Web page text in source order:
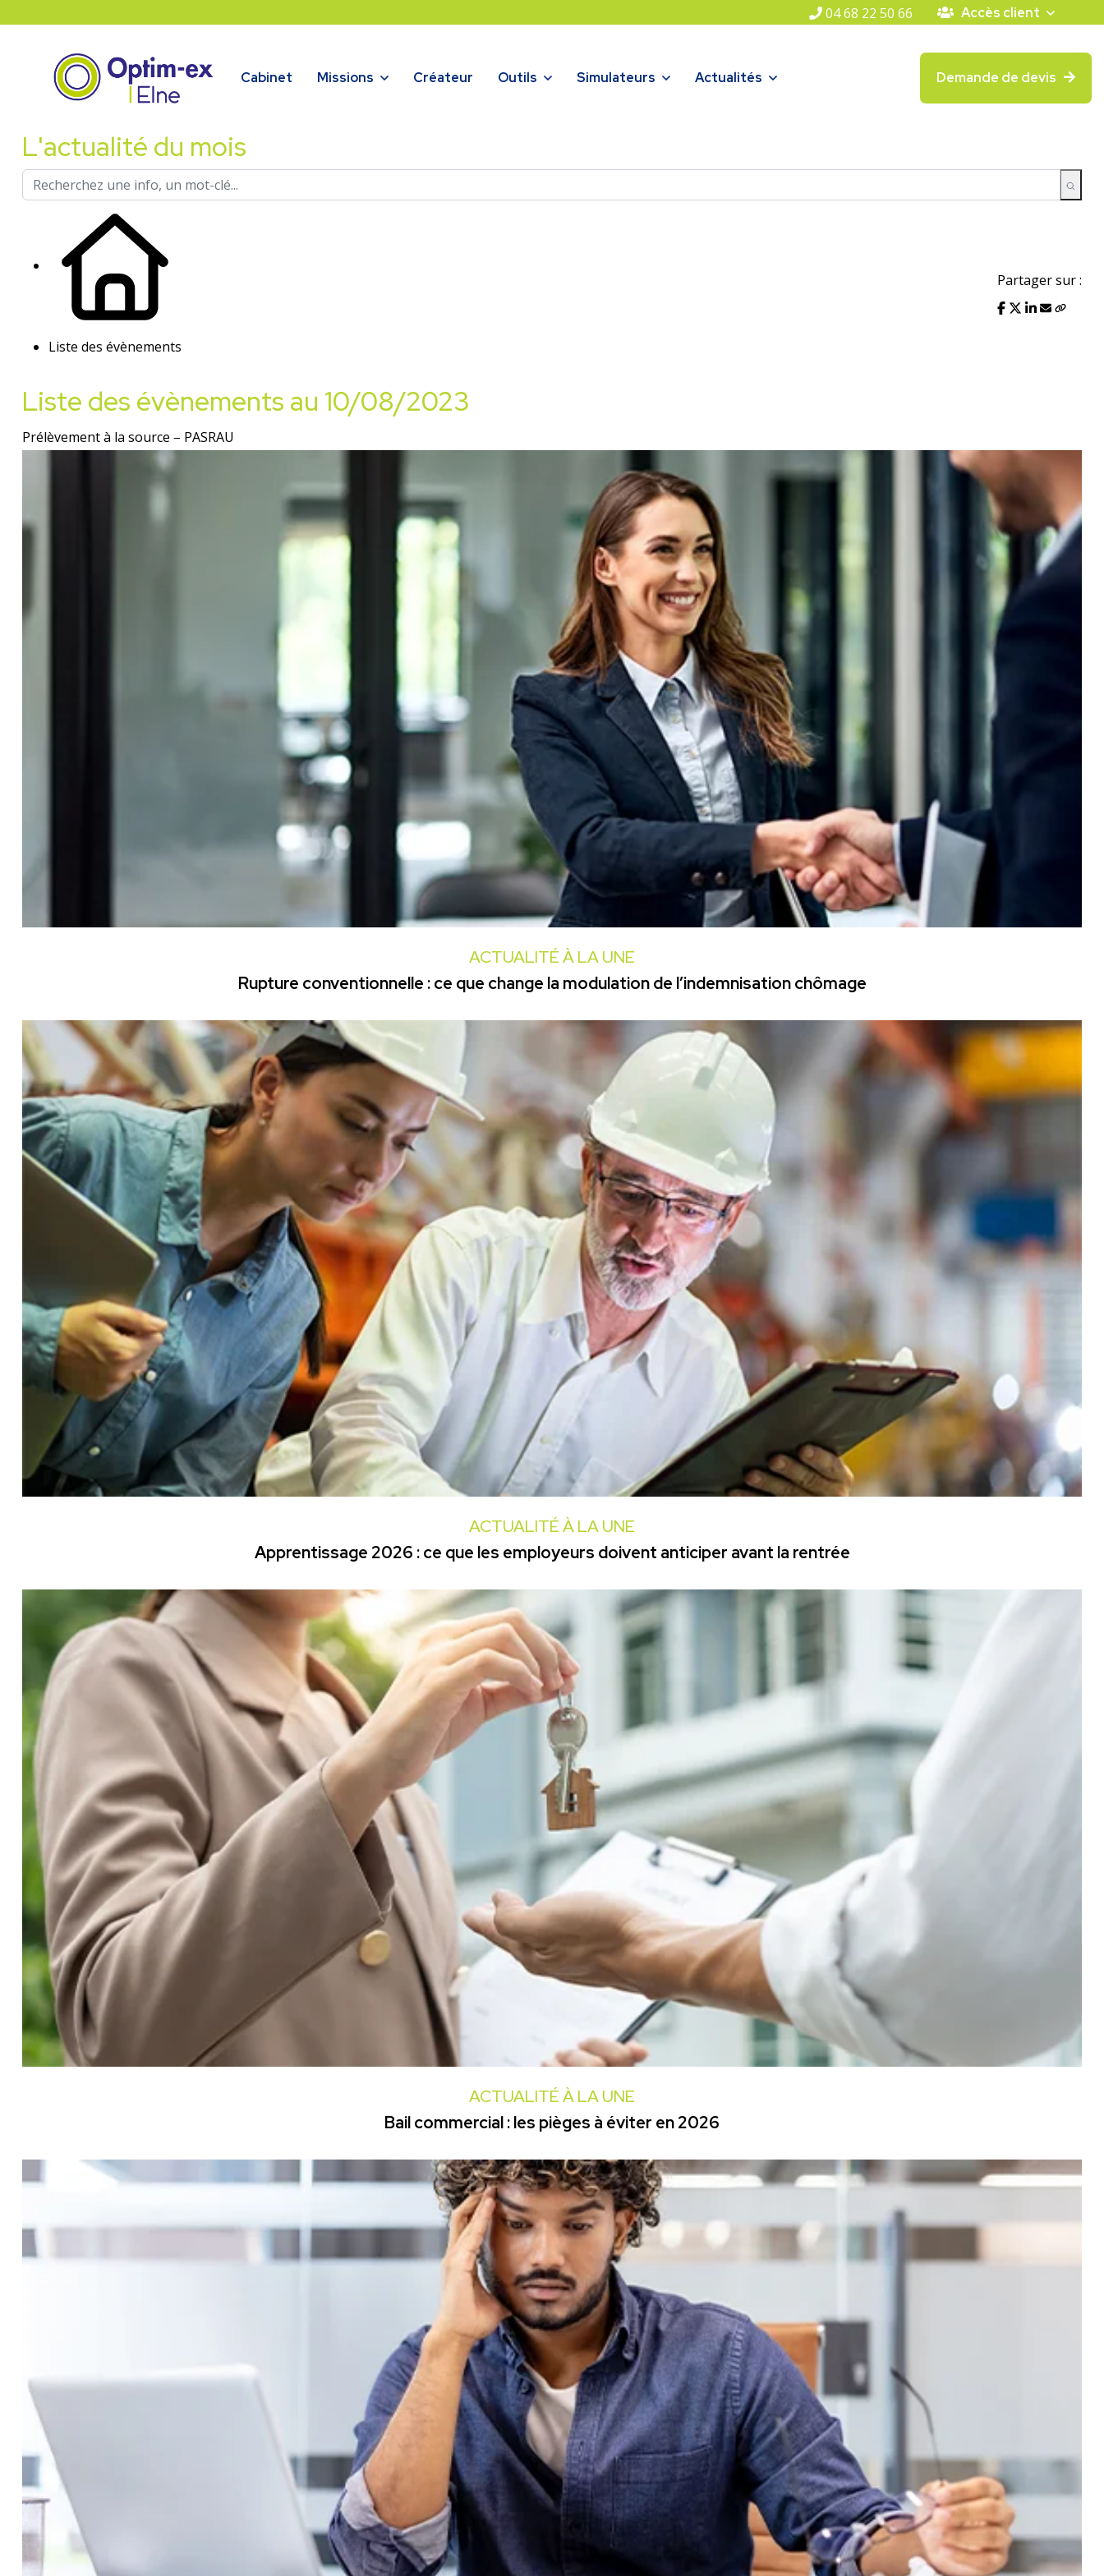
04 68 22 50 66 Accès client
Cabinet Missions Créateur Outils Simulateurs Actualités Demande de devis
L'actualité du mois
Liste des évènements
Partager sur :
Liste des évènements au 10/08/2023
Prélèvement à la source – PASRAU
ACTUALITÉ À LA UNE
Rupture conventionnelle : ce que change la modulation de l’indemnisation chômage
ACTUALITÉ À LA UNE
Apprentissage 2026 : ce que les employeurs doivent anticiper avant la rentrée
ACTUALITÉ À LA UNE
Bail commercial : les pièges à éviter en 2026